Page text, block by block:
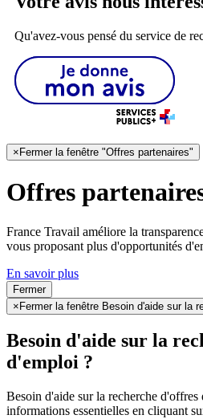
Qu'avez-vous pensé du service de
×Fermer la fenêtre "Offres partenaires"
Offres
France Travail améliore la
vous proposant plus d'opportunités
En savoir plus
Fermer
×Fermer la fenêtre Besoin d'aide sur la
Besoin d'aide sur la
d'emploi ?
Besoin d'aide sur la recherche d'offres
informations essentielles en cliquant